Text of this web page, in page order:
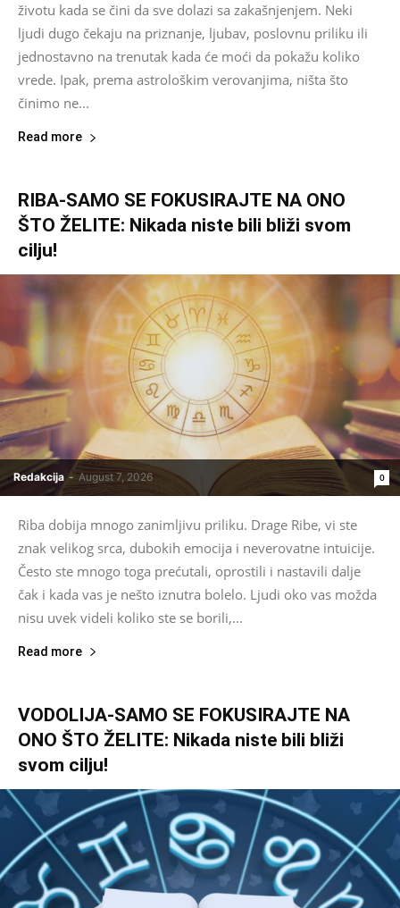
životu kada se čini da sve dolazi sa zakašnjenjem. Neki
ljudi dugo čekaju na priznanje, ljubav, poslovnu priliku ili
jednostavno na trenutak kada će moći da pokažu koliko
vrede. Ipak, prema astrološkim verovanjima, ništa što
činimo ne...
Read more
RIBA-SAMO SE FOKUSIRAJTE NA ONO
ŠTO ŽELITE: Nikada niste bili bliži svom
cilju!
Redakcija - August 7, 2026 0
Riba dobija mnogo zanimljivu priliku. Drage Ribe, vi ste
znak velikog srca, dubokih emocija i neverovatne intuicije.
Često ste mnogo toga prećutali, oprostili i nastavili dalje
čak i kada vas je nešto iznutra bolelo. Ljudi oko vas možda
nisu uvek videli koliko ste se borili,...
Read more
VODOLIJA-SAMO SE FOKUSIRAJTE NA
ONO ŠTO ŽELITE: Nikada niste bili bliži
svom cilju!